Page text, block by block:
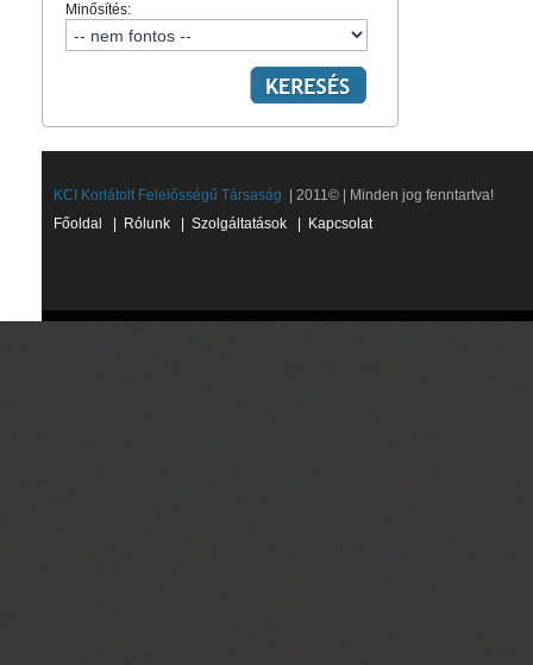
Minősítés:
KCI Korlátolt Felelősségű Társaság. | 2011© | Minden jog fenntartva!
Főoldal
Rólunk Szolgáltatások Kapcsolat